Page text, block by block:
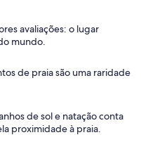
avaliações: o lugar
mundo.
de praia são uma raridade
de sol e natação conta
proximidade à praia.